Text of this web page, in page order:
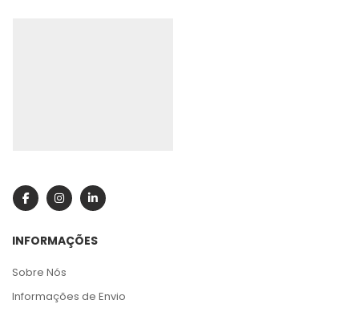
INFORMAÇÕES
Sobre Nós
Informações de Envio